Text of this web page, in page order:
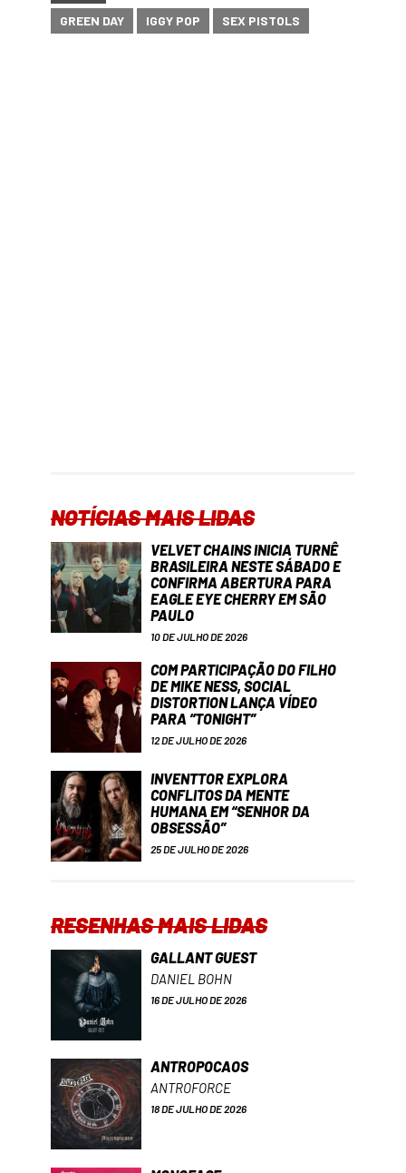
GREEN DAY IGGY POP SEX PISTOLS
NOTÍCIAS MAIS LIDAS
VELVET CHAINS INICIA TURNÊ
BRASILEIRA NESTE SÁBADO E
CONFIRMA ABERTURA PARA
EAGLE EYE CHERRY EM SÃO
PAULO
10 DE JULHO DE 2026
COM PARTICIPAÇÃO DO FILHO
DE MIKE NESS, SOCIAL
DISTORTION LANÇA VÍDEO
PARA “TONIGHT”
12 DE JULHO DE 2026
INVENTTOR EXPLORA
CONFLITOS DA MENTE
HUMANA EM “SENHOR DA
OBSESSÃO”
25 DE JULHO DE 2026
RESENHAS MAIS LIDAS
GALLANT GUEST
DANIEL BOHN
16 DE JULHO DE 2026
ANTROPOCAOS
ANTROFORCE
18 DE JULHO DE 2026